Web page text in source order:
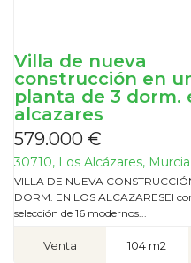
Villa de nueva
construcción en
planta de 3 dorm.
alcazares
579.000 €
30710, Los Alcázares, Murcia
VILLA DE NUEVA
DORM. EN LOS ALCAZARESEl
selección de 16 modernos...
Venta 104 m2